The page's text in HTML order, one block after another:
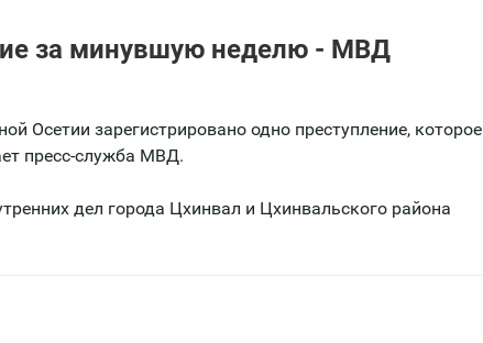
за минувшую неделю - МВД
Осетии зарегистрировано одно преступление, которое
пресс-служба МВД.
дел города Цхинвал и Цхинвальского района